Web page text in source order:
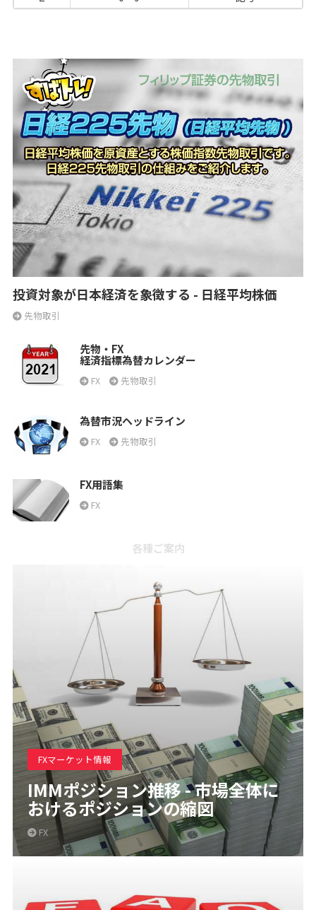
投資対象が日本経済を象徴する - 日経平均株価
先物取引
先物・FX
経済指標為替カレンダー
FX 先物取引
為替市況ヘッドライン
FX 先物取引
FX用語集
FX
各種ご案内
FXマーケット情報
IMMポジション推移 - 市場全体に
おけるポジションの縮図
FX